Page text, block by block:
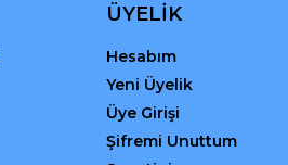
ÜYELİK
Hesabım
Yeni Üyelik
Üye Girişi
Şifremi Unuttum